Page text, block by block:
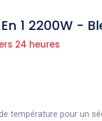
1 2200W -
24 heures
température pour un